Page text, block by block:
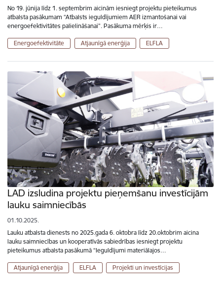
No 19. jūnija līdz 1. septembrim aicinām iesniegt projektu pieteikumus
atbalsta pasākumam “Atbalsts ieguldījumiem AER izmantošanai vai
energoefektivitātes palielināšanai”. Pasākuma mērķis ir…
Energoefektivitāte Atjaunīgā enerģija ELFLA
LAD izsludina projektu pieņemšanu investīcijām
lauku saimniecībās
01.10.2025.
Lauku atbalsta dienests no 2025.gada 6. oktobra līdz 20.oktobrim aicina
lauku saimniecības un kooperatīvās sabiedrības iesniegt projektu
pieteikumus atbalsta pasākumā “Ieguldījumi materiālajos…
Atjaunīgā enerģija ELFLA Projekti un investīcijas